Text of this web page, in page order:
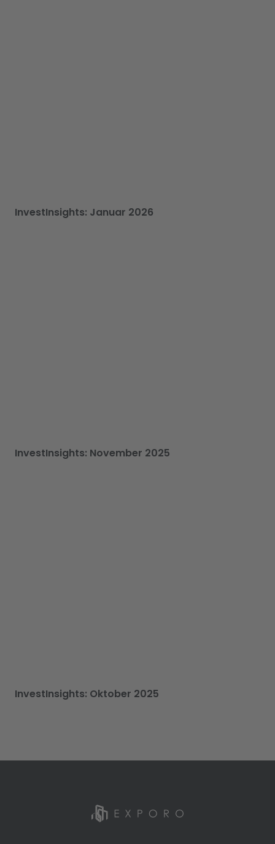
InvestInsights: Januar 2026
InvestInsights: November 2025
InvestInsights: Oktober 2025